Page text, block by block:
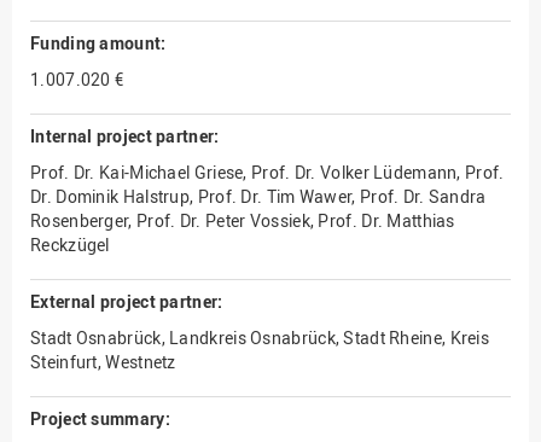
Funding amount:
1.007.020 €
Internal project partner:
Prof. Dr. Kai-Michael Griese, Prof. Dr. Volker Lüdemann, Prof.
Dr. Dominik Halstrup, Prof. Dr. Tim Wawer, Prof. Dr. Sandra
Rosenberger, Prof. Dr. Peter Vossiek, Prof. Dr. Matthias
Reckzügel
External project partner:
Stadt Osnabrück, Landkreis Osnabrück, Stadt Rheine, Kreis
Steinfurt, Westnetz
Project summary: